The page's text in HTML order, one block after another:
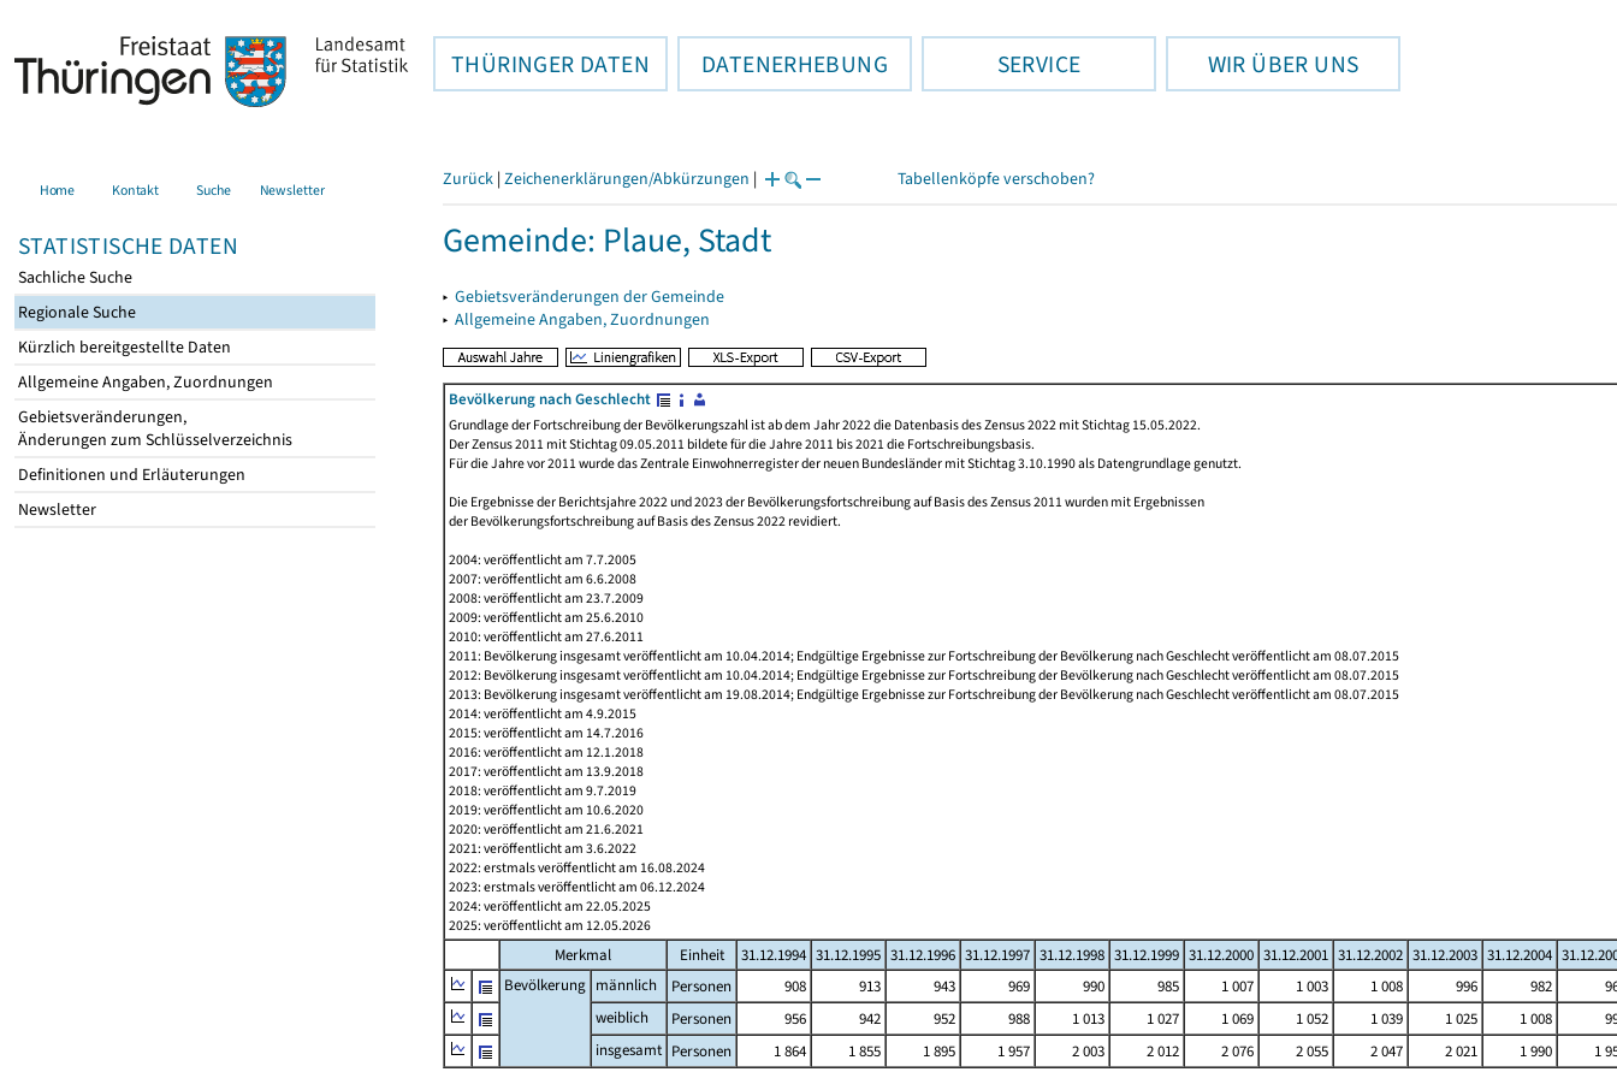
THÜRINGER DATEN DATENERHEBUNG SERVICE WIR ÜBER UNS
Home Kontakt Suche Newsletter
STATISTISCHE DATEN
Sachliche Suche
Regionale Suche
Kürzlich bereitgestellte Daten
Allgemeine Angaben, Zuordnungen
Gebietsveränderungen,
Änderungen zum Schlüsselverzeichnis
Definitionen und Erläuterungen
Newsletter
Zurück | Zeichenerklärungen/Abkürzungen | Tabellenköpfe verschoben?
Gemeinde: Plaue, Stadt
▸ Gebietsveränderungen der Gemeinde
▸ Allgemeine Angaben, Zuordnungen
Bevölkerung nach Geschlecht
Grundlage der Fortschreibung der Bevölkerungszahl ist ab dem Jahr 2022 die Datenbasis des Zensus 2022 mit Stichtag 15.05.2022.
Der Zensus 2011 mit Stichtag 09.05.2011 bildete für die Jahre 2011 bis 2021 die Fortschreibungsbasis.
Für die Jahre vor 2011 wurde das Zentrale Einwohnerregister der neuen Bundesländer mit Stichtag 3.10.1990 als Datengrundlage genutzt.
Die Ergebnisse der Berichtsjahre 2022 und 2023 der Bevölkerungsfortschreibung auf Basis des Zensus 2011 wurden mit Ergebnissen
der Bevölkerungsfortschreibung auf Basis des Zensus 2022 revidiert.
2004: veröffentlicht am 7.7.2005
2007: veröffentlicht am 6.6.2008
2008: veröffentlicht am 23.7.2009
2009: veröffentlicht am 25.6.2010
2010: veröffentlicht am 27.6.2011
2011: Bevölkerung insgesamt veröffentlicht am 10.04.2014; Endgültige Ergebnisse zur Fortschreibung der Bevölkerung nach Geschlecht veröffentlicht am 08.07.2015
2012: Bevölkerung insgesamt veröffentlicht am 10.04.2014; Endgültige Ergebnisse zur Fortschreibung der Bevölkerung nach Geschlecht veröffentlicht am 08.07.2015
2013: Bevölkerung insgesamt veröffentlicht am 19.08.2014; Endgültige Ergebnisse zur Fortschreibung der Bevölkerung nach Geschlecht veröffentlicht am 08.07.2015
2014: veröffentlicht am 4.9.2015
2015: veröffentlicht am 14.7.2016
2016: veröffentlicht am 12.1.2018
2017: veröffentlicht am 13.9.2018
2018: veröffentlicht am 9.7.2019
2019: veröffentlicht am 10.6.2020
2020: veröffentlicht am 21.6.2021
2021: veröffentlicht am 3.6.2022
2022: erstmals veröffentlicht am 16.08.2024
2023: erstmals veröffentlicht am 06.12.2024
2024: veröffentlicht am 22.05.2025
2025: veröffentlicht am 12.05.2026
Merkmal Einheit 31.12.1994 31.12.1995 31.12.1996 31.12.1997 31.12.1998 31.12.1999 31.12.2000 31.12.2001 31.12.2002 31.12.2003 31.12.2004
Bevölkerung männlich Personen 908 913 943 969 990 985 1 007 1 003 1 008 996 982
weiblich
Personen 956 942 952 988 1 013 1 027 1 069 1 052 1 039 1 025 1 008
insgesamt Personen 1 864 1 855 1 895 1 957 2 003 2 012 2 076 2 055 2 047 2 021 1 990 1